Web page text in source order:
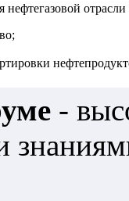
нефтегазовой
-